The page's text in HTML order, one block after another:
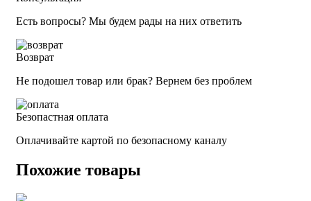
Есть вопросы? Мы будем рады на них ответить
Возврат
Не подошел товар или брак? Вернем без проблем
Безопастная оплата
Оплачивайте картой по безопасному каналу
Похожие товары